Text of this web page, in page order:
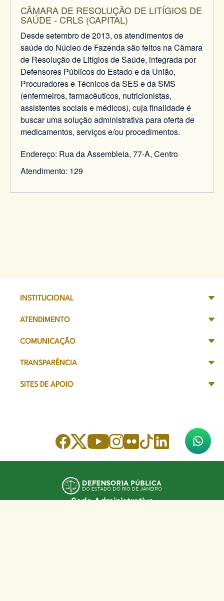
CÂMARA DE RESOLUÇÃO DE LITÍGIOS DE
SAÚDE - CRLS (CAPITAL)
Desde setembro de 2013, os atendimentos de
saúde do Núcleo de Fazenda são feitos na Câmara
de Resolução de Litígios de Saúde, integrada por
Defensores Públicos do Estado e da União,
Procuradores e Técnicos da SES e da SMS
(enfermeiros, farmacêuticos, nutricionistas,
assistentes sociais e médicos), cuja finalidade é
buscar uma solução administrativa para oferta de
medicamentos, serviços e/ou procedimentos.
Endereço: Rua da Assembleia, 77-A, Centro
Atendimento: 129
INSTITUCIONAL
ATENDIMENTO
COMUNICAÇÃO
TRANSPARÊNCIA
SITES DE APOIO
Sede Administrativa